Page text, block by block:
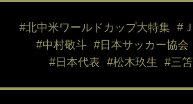
#北中米ワールドカップ大特集 #
#中村敬斗
#日本サッカー協会
#日本代表
#松木玖生 #三